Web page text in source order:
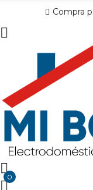
Compra
0